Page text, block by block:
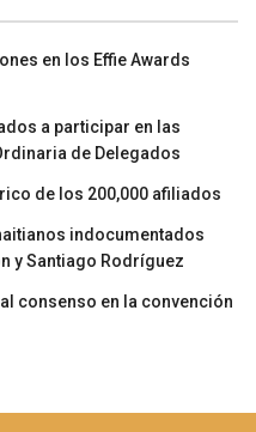
en los Effie Awards
a participar en las
de Delegados
de los 200,000 afiliados
indocumentados
y Santiago Rodríguez
consenso en la convención